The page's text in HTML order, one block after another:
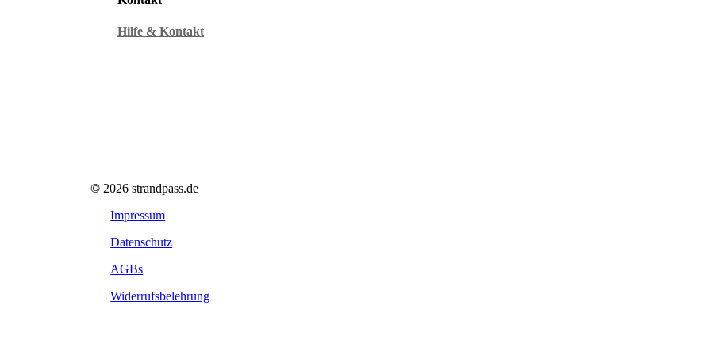
Hilfe & Kontakt
© 2026 strandpass.de
Impressum
Datenschutz
AGBs
Widerrufsbelehrung